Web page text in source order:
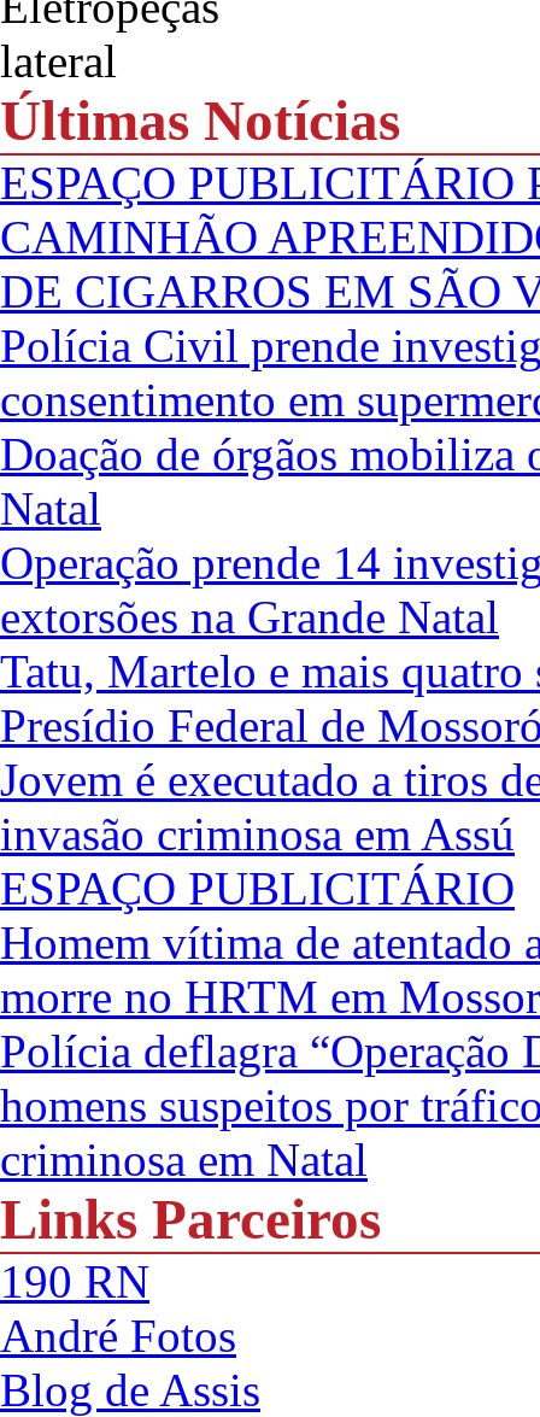
Últimas Notícias
ESPAÇO PUBLICITÁRIO
CAMINHÃO
DE CIGARROS EM SÃO
Polícia Civil prende
consentimento em
Doação de órgãos mobiliza
Natal
Operação prende 14
extorsões na Grande Natal
Tatu, Martelo e mais
Presídio Federal de
Jovem é executado a tiros
invasão criminosa em Assú
ESPAÇO PUBLICITÁRIO
Homem vítima de atentado
morre no HRTM em
Polícia deflagra “Operação
homens suspeitos por
criminosa em Natal
Links Parceiros
190 RN
André Fotos
Blog de Assis